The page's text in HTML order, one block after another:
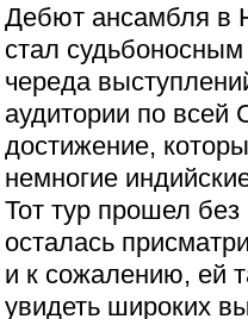
Дебют ансамбля в
стал
череда
аудитории по всей
достижение,
немногие
Тот тур прошел
осталась
и к сожалению, ей
увидеть широких